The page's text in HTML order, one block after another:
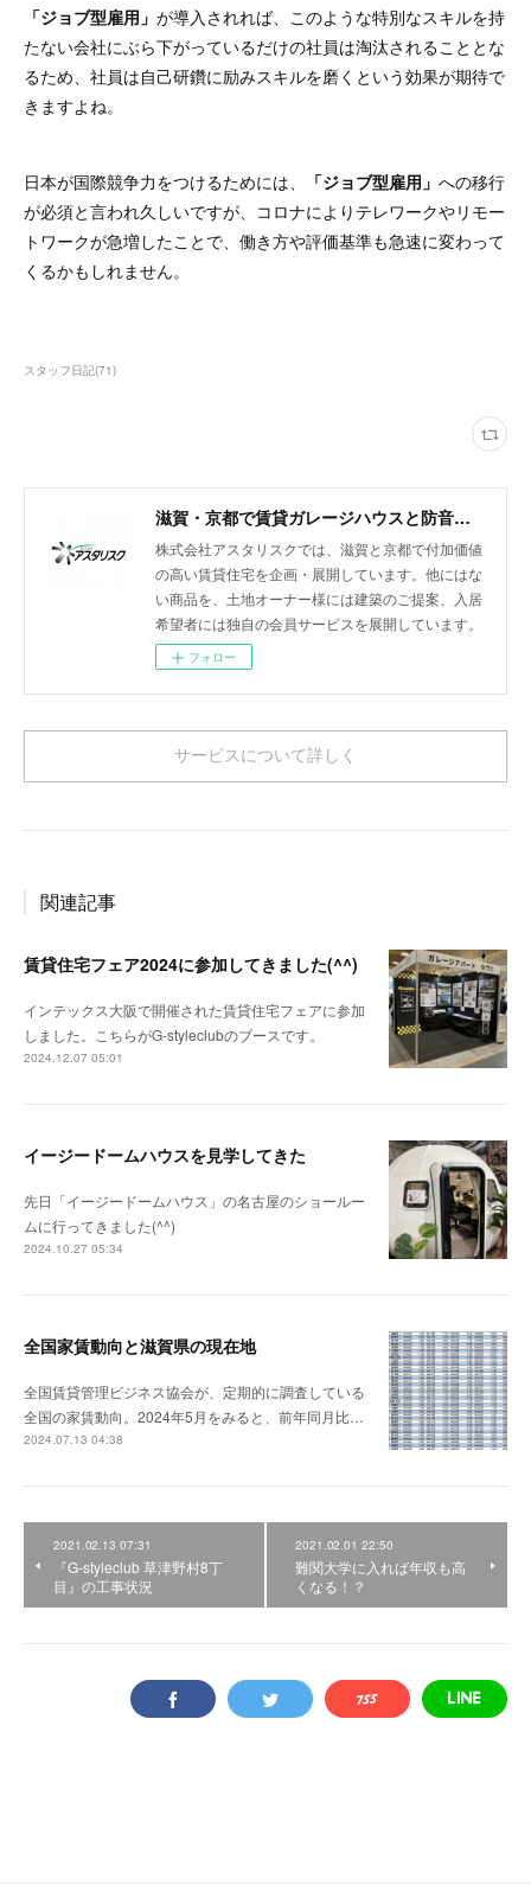
「ジョブ型雇用」 が導入されれば、このような特別なスキルを持
たない会社にぶら下がっているだけの社員は淘汰されることとな
るため、社員は自己研鑽に励みスキルを磨くという効果が期待で
きますよね。
日本が国際競争力をつけるためには、 「ジョブ型雇用」 への移行
が必須と言われ久しいですが、コロナによりテレワークやリモー
トワークが急増したことで、働き方や評価基準も急速に変わって
くるかもしれません。
スタッフ日記(71)
滋賀・京都で賃貸ガレージハウスと防音室付きアパートを展開
株式会社アスタリスクでは、滋賀と京都で付加価値
の高い賃貸住宅を企画・展開しています。他にはな
い商品を、土地オーナー様には建築のご提案、入居
希望者には独自の会員サービスを展開しています。
フォロー
サービスについて詳しく
関連記事
賃貸住宅フェア2024に参加してきました(^^)
インテックス大阪で開催された賃貸住宅フェアに参加
しました。こちらがG-styleclubのブースです。
2024.12.07 05:01
イージードームハウスを見学してきた
先日「イージードームハウス」の名古屋のショールー
ムに行ってきました(^^)
2024.10.27 05:34
全国家賃動向と滋賀県の現在地
全国賃貸管理ビジネス協会が、定期的に調査している
全国の家賃動向。2024年5月をみると、前年同月比…
2024.07.13 04:38
2021.02.13 07:31
『G-styleclub 草津野村8丁
目』の工事状況
2021.02.01 22:50
難関大学に入れば年収も高
くなる！？